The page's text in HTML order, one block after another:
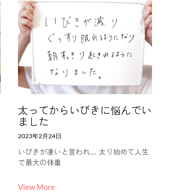
太ってからいびきに悩んでい
ました
2023年2月24日
いびきが凄いと言われ… 太り始めて人生
で最大の体重
View More